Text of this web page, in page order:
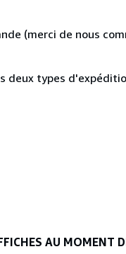
(merci de nous
deux types
AU MOMENT